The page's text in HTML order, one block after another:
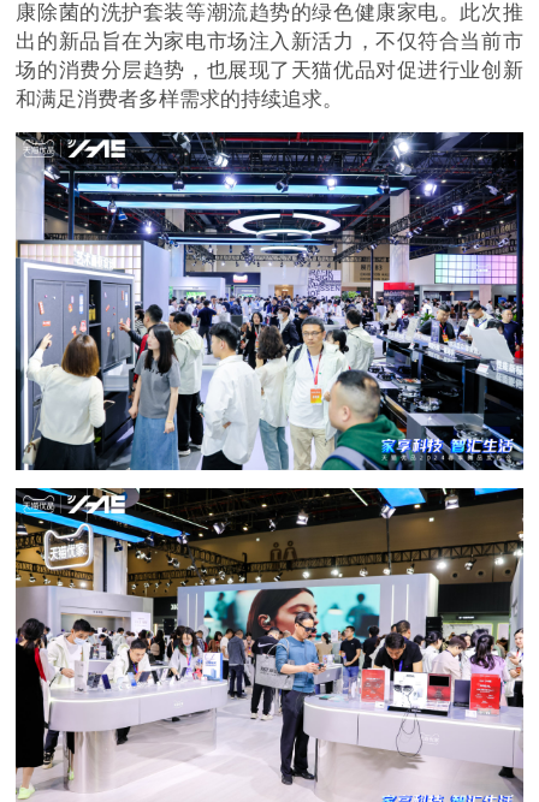
康除菌的洗护套装等潮流趋势的绿色健康家电。此次推
出的新品旨在为家电市场注入新活力，不仅符合当前市
场的消费分层趋势，也展现了天猫优品对促进行业创新
和满足消费者多样需求的持续追求。